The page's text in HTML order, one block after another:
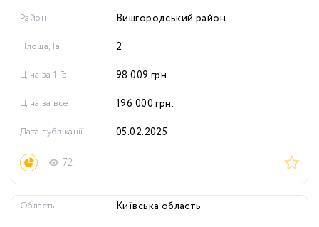
Район Вишгородський район
Площа, Га 2
Ціна за 1 Га 98 009 грн.
Ціна за все 196 000 грн.
72
Дата публікації 05.02.2025
Область Київська область